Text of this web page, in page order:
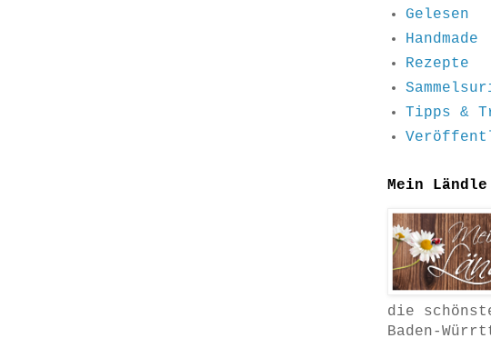
Gelesen
Handmade
Rezepte
Tipps &
Mein Ländle
die
Baden-